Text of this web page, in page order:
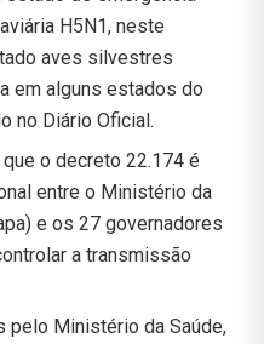
H5N1, neste
aves silvestres
em alguns estados do
no Diário Oficial.
o decreto 22.174 é
entre o Ministério da
e os 27 governadores
a transmissão
pelo Ministério da Saúde,